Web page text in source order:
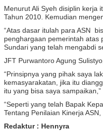
Menurut Ali Syeh disiplin
Tahun 2010. Kemudian
“Atas dasar itulah para ASN
penghargaan pemerintah atas
Sundari yang telah mengabdi
JFT Purwantoro Agung
“Prinsipnya yang pihak saya
kemasyarakatan, jika itu
itu yang bisa saya
“Seperti yang telah Bapak
Tentang Penilaian Kinerja
Redaktur : Hennyra